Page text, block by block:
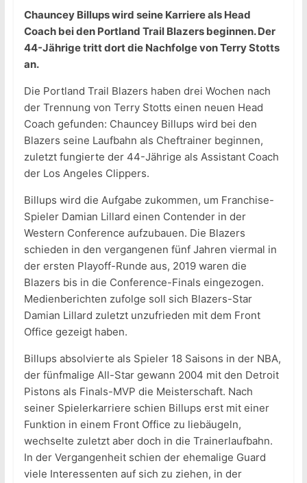
Chauncey Billups wird seine Karriere als Head
Coach bei den Portland Trail Blazers beginnen. Der
44-Jährige tritt dort die Nachfolge von Terry Stotts
an.
Die Portland Trail Blazers haben drei Wochen nach
der Trennung von Terry Stotts einen neuen Head
Coach gefunden: Chauncey Billups wird bei den
Blazers seine Laufbahn als Cheftrainer beginnen,
zuletzt fungierte der 44-Jährige als Assistant Coach
der Los Angeles Clippers.
Billups wird die Aufgabe zukommen, um Franchise-
Spieler Damian Lillard einen Contender in der
Western Conference aufzubauen. Die Blazers
schieden in den vergangenen fünf Jahren viermal in
der ersten Playoff-Runde aus, 2019 waren die
Blazers bis in die Conference-Finals eingezogen.
Medienberichten zufolge soll sich Blazers-Star
Damian Lillard zuletzt unzufrieden mit dem Front
Office gezeigt haben.
Billups absolvierte als Spieler 18 Saisons in der NBA,
der fünfmalige All-Star gewann 2004 mit den Detroit
Pistons als Finals-MVP die Meisterschaft. Nach
seiner Spielerkarriere schien Billups erst mit einer
Funktion in einem Front Office zu liebäugeln,
wechselte zuletzt aber doch in die Trainerlaufbahn.
In der Vergangenheit schien der ehemalige Guard
viele Interessenten auf sich zu ziehen, in der